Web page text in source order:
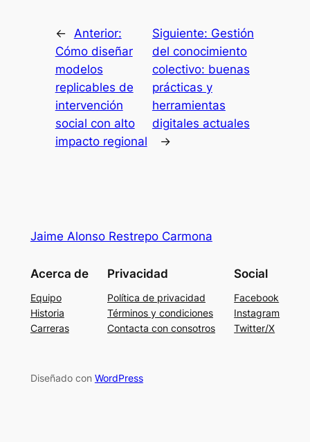
← Anterior:
Cómo diseñar
modelos
replicables de
intervención
social con alto
impacto regional
Siguiente: Gestión
del conocimiento
colectivo: buenas
prácticas y
herramientas
digitales actuales
→
Jaime Alonso Restrepo Carmona
Acerca de
Equipo
Historia
Carreras
Privacidad
Política de privacidad
Términos y condiciones
Contacta con consotros
Social
Facebook
Instagram
Twitter/X
Diseñado con WordPress